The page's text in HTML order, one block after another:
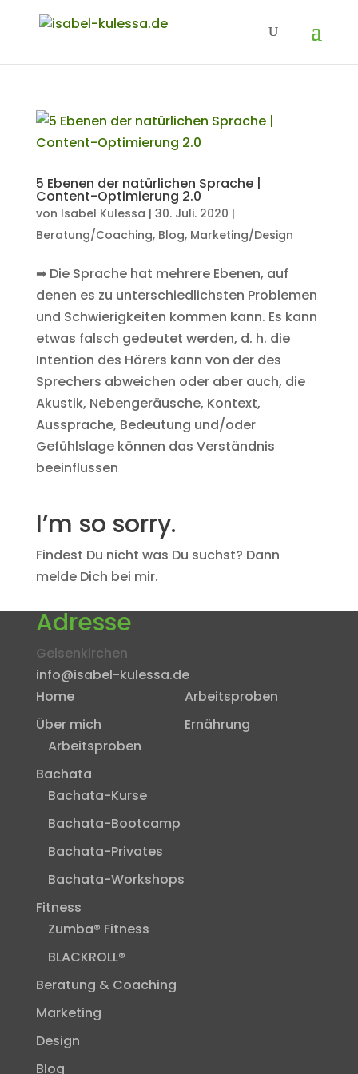
5 Ebenen der natürlichen Sprache |
Content-Optimierung 2.0
von Isabel Kulessa | 30. Juli. 2020 |
Beratung/Coaching, Blog, Marketing/Design
➡ Die Sprache hat mehrere Ebenen, auf
denen es zu unterschiedlichsten Problemen
und Schwierigkeiten kommen kann. Es kann
etwas falsch gedeutet werden, d. h. die
Intention des Hörers kann von der des
Sprechers abweichen oder aber auch, die
Akustik, Nebengeräusche, Kontext,
Aussprache, Bedeutung und/oder
Gefühlslage können das Verständnis
beeinflussen
I’m so sorry.
Findest Du nicht was Du suchst? Dann
melde Dich bei mir.
Adresse
Gelsenkirchen
info@isabel-kulessa.de
Home
Über mich
Arbeitsproben
Bachata
Bachata-Kurse
Bachata-Bootcamp
Bachata-Privates
Bachata-Workshops
Fitness
Zumba® Fitness
BLACKROLL®
Beratung & Coaching
Marketing
Design
Blog
Arbeitsproben
Ernährung